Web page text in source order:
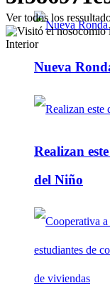
Nueva
Realizan
del Niño
Ver todos los